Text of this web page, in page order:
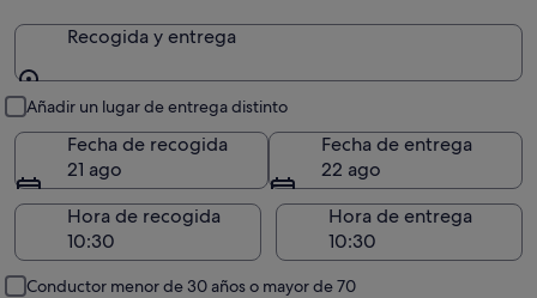
Recogida y entrega
Añadir un lugar de entrega distinto
Fecha de recogida
21 ago
Fecha de entrega
22 ago
Hora de recogida
Hora de entrega
Conductor menor de 30 años o mayor de 70